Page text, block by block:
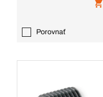
Porovnať